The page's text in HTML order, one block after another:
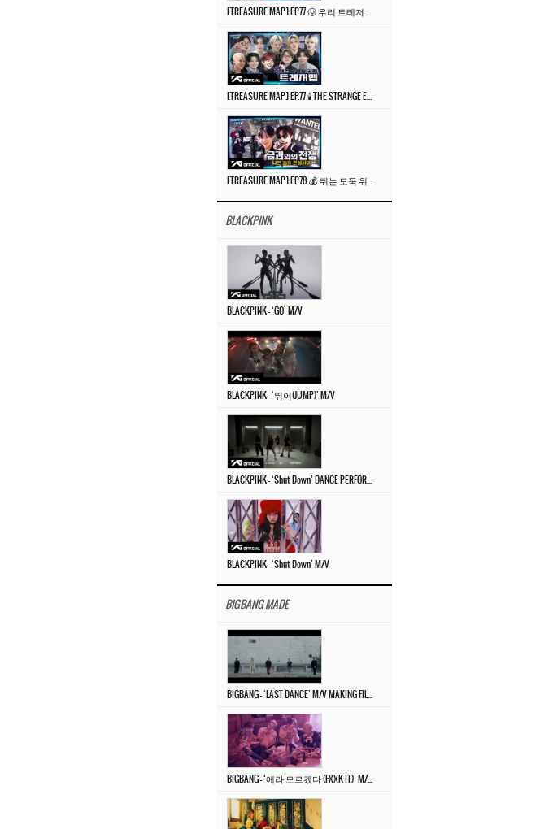
BLACKPINK
BLACKPINK – ‘GO’ M/V
BLACKPINK – ‘뛰어(JUMP)’ M/V
BLACKPINK – ‘Shut Down’ M/V
BIGBANG MADE